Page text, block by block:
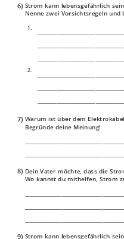
6) Strom kann lebensgefährlich
Nenne zwei Vorsichtsregeln und
1.
2.
7) Warum ist über dem
Begründe deine Meinung!
8) Dein Vater möchte, dass die
Wo kannst du mithelfen, Strom
9) Strom kann lebensgefährlich